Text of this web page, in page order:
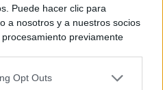
Puede hacer clic para
a nosotros y a nuestros socios
previamente
en cuenta que algún
Opt Outs